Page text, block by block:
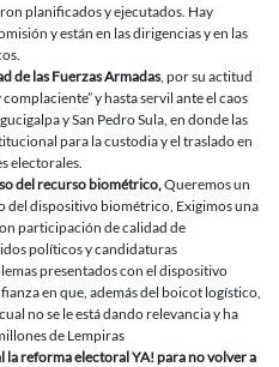
planificados y ejecutados. Hay
y están en las dirigencias y en las
de las Fuerzas Armadas , por su actitud
y hasta servil ante el caos
y San Pedro Sula, en donde las
para la custodia y el traslado en
electorales.
del recurso biométrico, Queremos un
del dispositivo biométrico, Exigimos una
participación de calidad de
políticos y candidaturas
presentados con el dispositivo
en que, además del boicot logístico,
no se le está dando relevancia y ha
de Lempiras
la reforma electoral YA! para no volver a